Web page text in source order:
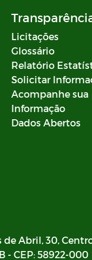
Licitações
Glossário
Relatório
Solicitar
Acompanhe sua
Informação
Dados Abertos
de Abril, 30,
- CEP: 58922-000